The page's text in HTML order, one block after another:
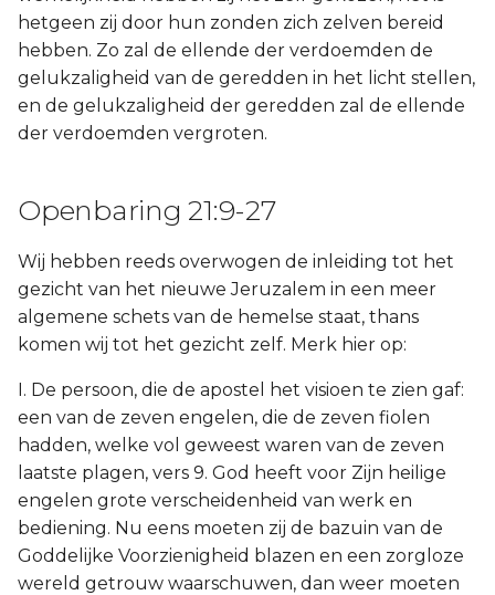
hetgeen zij door hun zonden zich zelven bereid
hebben. Zo zal de ellende der verdoemden de
gelukzaligheid van de geredden in het licht stellen,
en de gelukzaligheid der geredden zal de ellende
der verdoemden vergroten.
Openbaring 21:9-27
Wij hebben reeds overwogen de inleiding tot het
gezicht van het nieuwe Jeruzalem in een meer
algemene schets van de hemelse staat, thans
komen wij tot het gezicht zelf. Merk hier op:
I. De persoon, die de apostel het visioen te zien gaf:
een van de zeven engelen, die de zeven fiolen
hadden, welke vol geweest waren van de zeven
laatste plagen, vers 9. God heeft voor Zijn heilige
engelen grote verscheidenheid van werk en
bediening. Nu eens moeten zij de bazuin van de
Goddelijke Voorzienigheid blazen en een zorgloze
wereld getrouw waarschuwen, dan weer moeten